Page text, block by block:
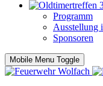
Programm
Ausstellung
Sponsoren
Mobile Menu Toggle